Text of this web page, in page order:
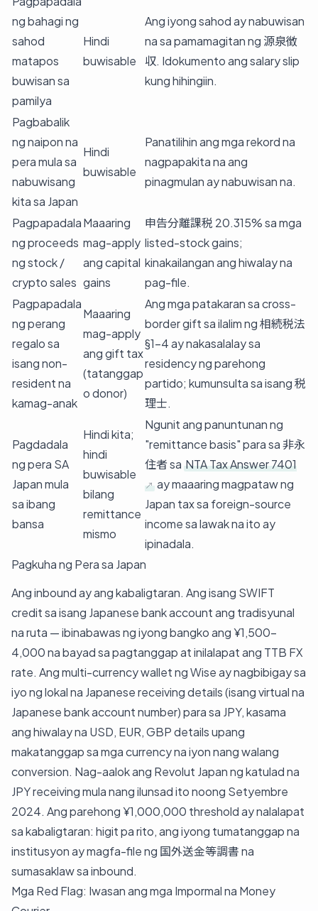
ng bahagi ng
sahod
matapos
buwisan sa
pamilya
Hindi
buwisable
Ang iyong sahod ay nabuwisan
na sa pamamagitan ng 源泉徴
収. Idokumento ang salary slip
kung hihingiin.
Pagbabalik
ng naipon na
pera mula sa
nabuwisang
kita sa Japan
Hindi
buwisable
Panatilihin ang mga rekord na
nagpapakita na ang
pinagmulan ay nabuwisan na.
Pagpapadala
ng proceeds
ng stock /
crypto sales
Maaaring
mag-apply
ang capital
gains
申告分離課税 20.315% sa mga
listed-stock gains;
kinakailangan ang hiwalay na
pag-file.
Pagpapadala
ng perang
regalo sa
isang non-
resident na
kamag-anak
Maaaring
mag-apply
ang gift tax
(tatanggap
o donor)
Ang mga patakaran sa cross-
border gift sa ilalim ng 相続税法
§1-4 ay nakasalalay sa
residency ng parehong
partido; kumunsulta sa isang 税
理士.
Pagdadala
ng pera SA
Japan mula
sa ibang
bansa
Hindi kita;
hindi
buwisable
bilang
remittance
mismo
Ngunit ang panuntunan ng
"remittance basis" para sa 非永
住者 sa NTA Tax Answer 7401
ay maaaring magpataw ng
Japan tax sa foreign-source
income sa lawak na ito ay
ipinadala.
Pagkuha ng Pera sa Japan
Ang inbound ay ang kabaligtaran. Ang isang SWIFT
credit sa isang Japanese bank account ang tradisyunal
na ruta — ibinabawas ng iyong bangko ang ¥1,500–
4,000 na bayad sa pagtanggap at inilalapat ang TTB FX
rate. Ang multi-currency wallet ng Wise ay nagbibigay sa
iyo ng lokal na Japanese receiving details (isang virtual na
Japanese bank account number) para sa JPY, kasama
ang hiwalay na USD, EUR, GBP details upang
makatanggap sa mga currency na iyon nang walang
conversion. Nag-aalok ang Revolut Japan ng katulad na
JPY receiving mula nang ilunsad ito noong Setyembre
2024. Ang parehong ¥1,000,000 threshold ay nalalapat
sa kabaligtaran: higit pa rito, ang iyong tumatanggap na
institusyon ay magfa-file ng 国外送金等調書 na
sumasaklaw sa inbound.
Mga Red Flag: Iwasan ang mga Impormal na Money